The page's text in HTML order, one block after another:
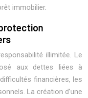
immobilier.
illimitée. Le
aux dettes liées à
financières, les
La création d’une